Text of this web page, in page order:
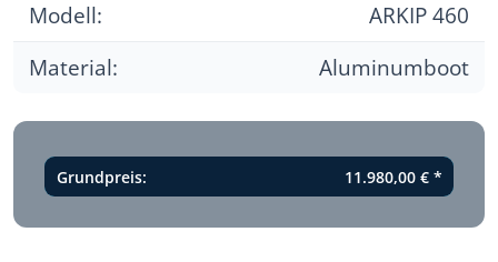
Modell:
ARKIP 460
Material:
Aluminumboot
Grundpreis: 11.980,00 €*